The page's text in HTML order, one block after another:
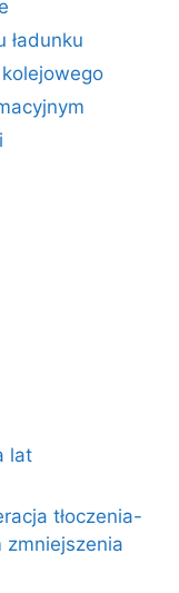
ładunku
lat
tłoczenia-
zmniejszenia